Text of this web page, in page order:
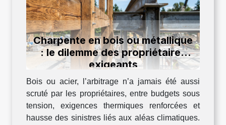
Charpente en bois ou métallique
: le dilemme des propriétaires
exigeants
Bois ou acier, l’arbitrage n’a jamais été aussi
scruté par les propriétaires, entre budgets sous
tension, exigences thermiques renforcées et
hausse des sinistres liés aux aléas climatiques.